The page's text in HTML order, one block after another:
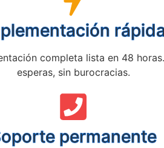
completa lista en 48
esperas, sin burocracias.
permanente